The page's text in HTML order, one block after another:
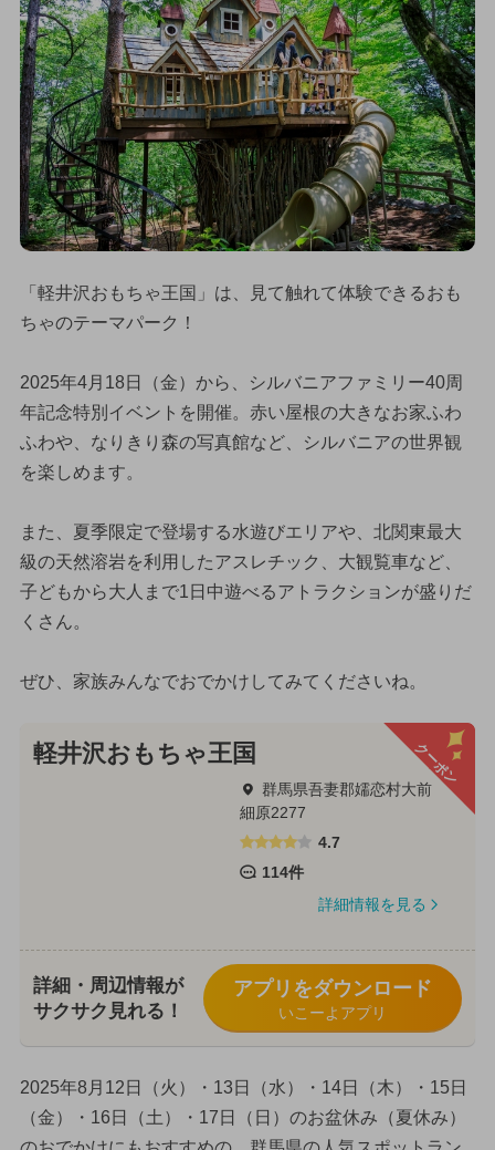
「軽井沢おもちゃ王国」は、見て触れて体験できるおも
ちゃのテーマパーク！
2025年4月18日（金）から、シルバニアファミリー40周
年記念特別イベントを開催。赤い屋根の大きなお家ふわ
ふわや、なりきり森の写真館など、シルバニアの世界観
を楽しめます。
また、夏季限定で登場する水遊びエリアや、北関東最大
級の天然溶岩を利用したアスレチック、大観覧車など、
子どもから大人まで1日中遊べるアトラクションが盛りだ
くさん。
ぜひ、家族みんなでおでかけしてみてくださいね。
クーポン
軽井沢おもちゃ王国
群馬県吾妻郡嬬恋村大前
細原2277
4.7
114件
詳細情報を見る
詳細・周辺情報が
サクサク見れる！
アプリをダウンロード
いこーよアプリ
2025年8月12日（火）・13日（水）・14日（木）・15日
（金）・16日（土）・17日（日）のお盆休み（夏休み）